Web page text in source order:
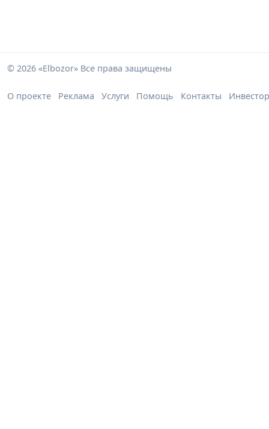
© 2026 «Elbozor» Все права защищены
О проекте Реклама Услуги Помощь Контакты